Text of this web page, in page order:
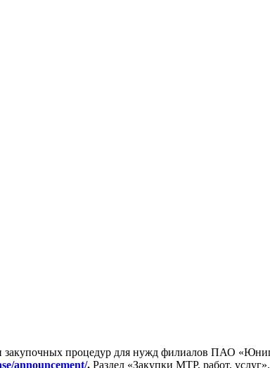
закупочных процедур для нужд филиалов ПАО
announcement/. Раздел «Закупки МТР, работ, услуг».